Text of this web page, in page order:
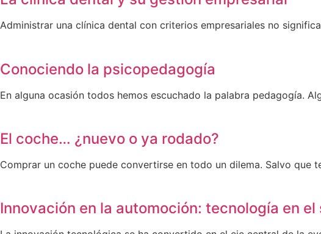
Administrar una clínica dental con criterios empresariales no
Conociendo la psicopedagogía
En alguna ocasión todos hemos escuchado la palabra pedagogía.
El coche… ¿nuevo o ya rodado?
Comprar un coche puede convertirse en todo un dilema. Salvo que
Innovación en la automoción: tecnología en